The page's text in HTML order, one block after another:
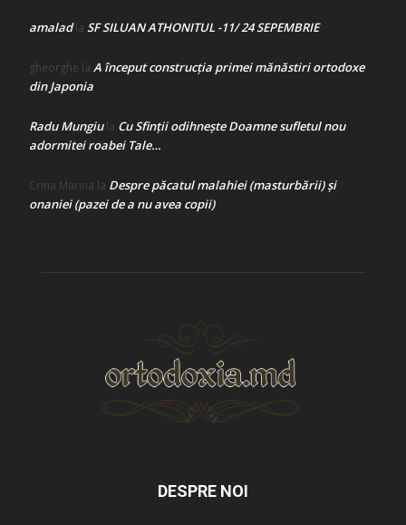
amaladla SF SILUAN ATHONITUL -11/ 24 SEPEMBRIE
gheorghe la A început construcţia primei mănăstiri ortodoxe
din Japonia
Radu Mungiula Cu Sfinții odihnește Doamne sufletul nou
adormitei roabei Tale…
Crina Marina la Despre păcatul malahiei (masturbării) şi
onaniei (pazei de a nu avea copii)
DESPRE NOI